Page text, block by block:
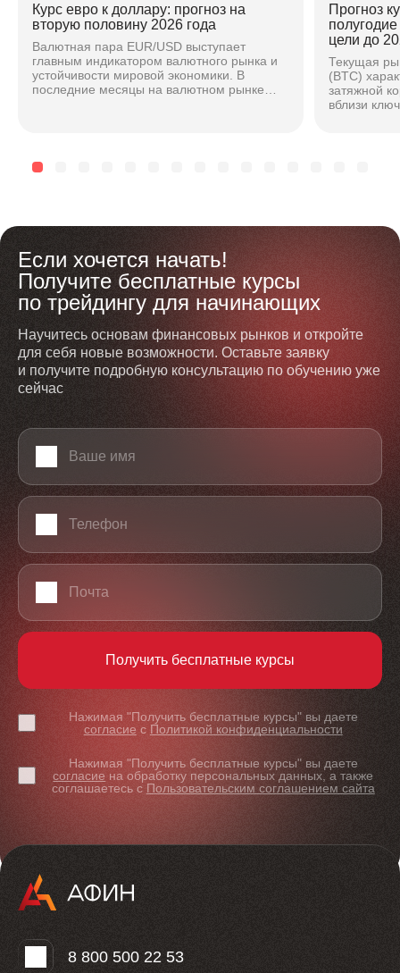
Курс евро к доллару: прогноз на
вторую половину 2026 года
Валютная пара EUR/USD выступает
главным индикатором валютного рынка и
устойчивости мировой экономики. В
последние месяцы на валютном рынке
Прогноз
цели до
Текущая
(BTC)
затяжной
вблизи
Если хочется начать!
Получите бесплатные курсы
по трейдингу для начинающих
Научитесь основам финансовых рынков и откройте
для себя новые возможности. Оставьте заявку
и получите подробную консультацию по обучению уже
сейчас
Ваше имя
Телефон
Email
Получить бесплатные курсы
Нажимая "Получить бесплатные курсы" вы даете
согласие с Политикой конфиденциальности
Нажимая "Получить бесплатные курсы" вы даете
согласие на обработку персональных данных, а также
соглашаетесь с Пользовательским соглашением сайта
8 800 500 22 53